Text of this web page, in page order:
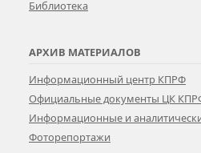
Библиотека
АРХИВ МАТЕРИАЛОВ
Информационный центр КПРФ
Официальные документы ЦК
Информационные и
Фоторепортажи